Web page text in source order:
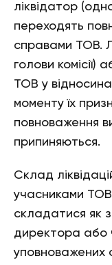
ліквідатор
переходять
справами ТОВ.
голови комісії)
ТОВ у
моменту їх
повноваження
припиняються.
Склад
учасниками ТОВ.
складатися як
директора або
уповноважених